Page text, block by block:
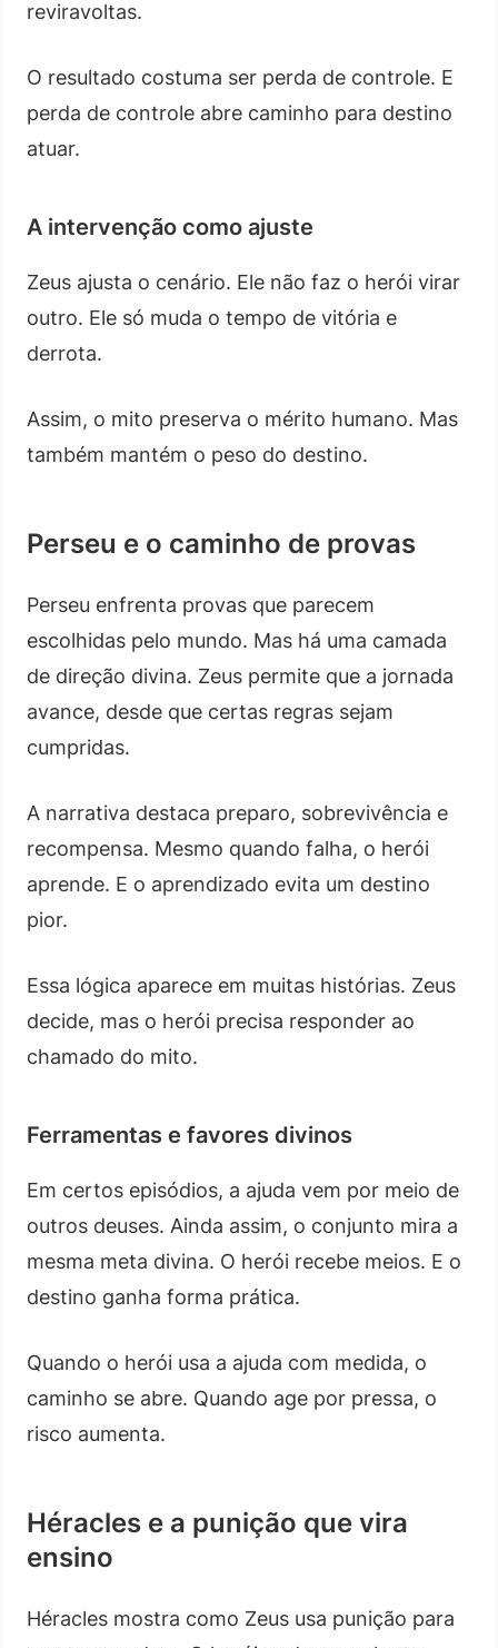
reviravoltas.
O resultado costuma ser perda de controle. E
perda de controle abre caminho para destino
atuar.
A intervenção como ajuste
Zeus ajusta o cenário. Ele não faz o herói virar
outro. Ele só muda o tempo de vitória e
derrota.
Assim, o mito preserva o mérito humano. Mas
também mantém o peso do destino.
Perseu e o caminho de provas
Perseu enfrenta provas que parecem
escolhidas pelo mundo. Mas há uma camada
de direção divina. Zeus permite que a jornada
avance, desde que certas regras sejam
cumpridas.
A narrativa destaca preparo, sobrevivência e
recompensa. Mesmo quando falha, o herói
aprende. E o aprendizado evita um destino
pior.
Essa lógica aparece em muitas histórias. Zeus
decide, mas o herói precisa responder ao
chamado do mito.
Ferramentas e favores divinos
Em certos episódios, a ajuda vem por meio de
outros deuses. Ainda assim, o conjunto mira a
mesma meta divina. O herói recebe meios. E o
destino ganha forma prática.
Quando o herói usa a ajuda com medida, o
caminho se abre. Quando age por pressa, o
risco aumenta.
Héracles e a punição que vira
ensino
Héracles mostra como Zeus usa punição para